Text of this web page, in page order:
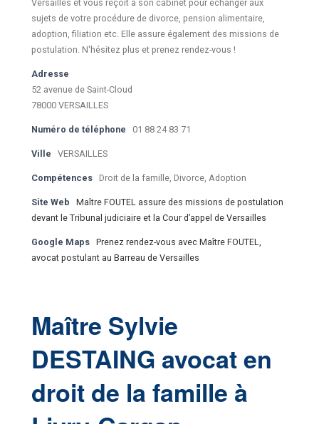
Versailles et vous reçoit à son cabinet pour échanger aux
sujets de votre procédure de divorce, pension alimentaire,
adoption, filiation etc. Elle assure également des missions de
postulation. N'hésitez plus et prenez rendez-vous !
Adresse
52 avenue de Saint-Cloud
78000 VERSAILLES
Numéro de téléphone 01 88 24 83 71
Ville VERSAILLES
Compétences Droit de la famille, Divorce, Adoption
Site Web
Maître FOUTEL assure des missions de postulation
devant le Tribunal judiciaire et la Cour d’appel de Versailles
Google Maps
Prenez rendez-vous avec Maître FOUTEL,
avocat postulant au Barreau de Versailles
Maître Sylvie
DESTAING avocat en
droit de la famille à